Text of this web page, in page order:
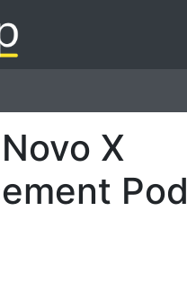
X
Pod